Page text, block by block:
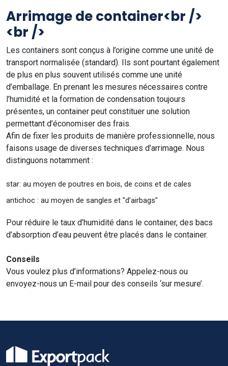
Arrimage de container<br />
<br />
Les containers sont conçus à l’origine comme une unité de
transport normalisée (standard). Ils sont pourtant également
de plus en plus souvent utilisés comme une unité
d’emballage. En prenant les mesures nécessaires contre
l’humidité et la formation de condensation toujours
présentes, un container peut constituer une solution
permettant d’économiser des frais.
Afin de fixer les produits de manière professionnelle, nous
faisons usage de diverses techniques d’arrimage. Nous
distinguons notamment :
star: au moyen de poutres en bois, de coins et de cales
antichoc : au moyen de sangles et "d’airbags"
Pour réduire le taux d’humidité dans le container, des bacs
d’absorption d’eau peuvent être placés dans le container.
Conseils
Vous voulez plus d’informations? Appelez-nous ou
envoyez-nous un E-mail pour des conseils ‘sur mesure’.